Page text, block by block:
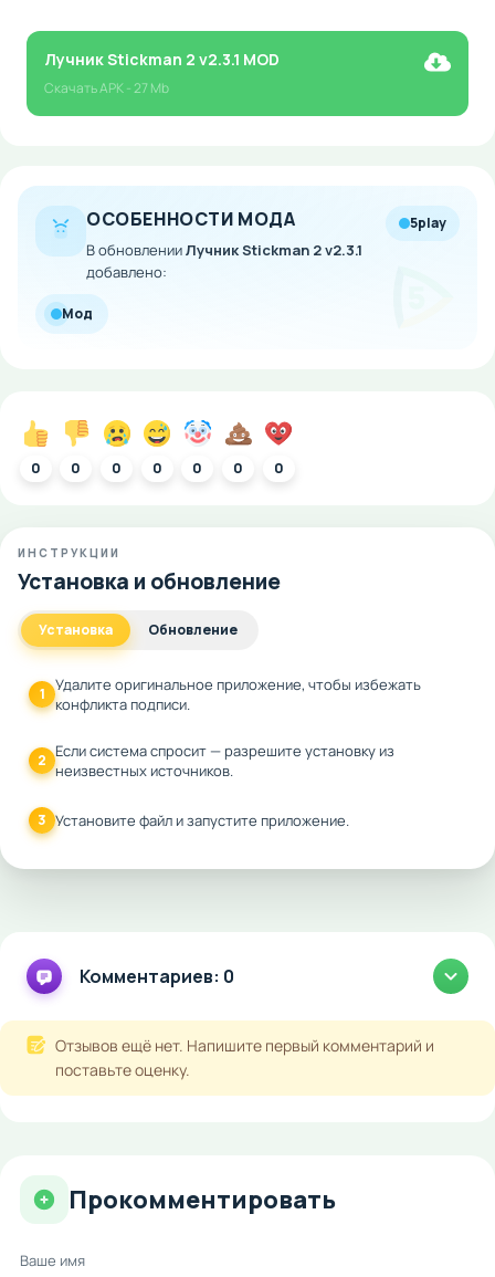
Лучник Stickman 2 v2.3.1 MOD
СкачатьAPK- 27 Mb
ОСОБЕННОСТИ МОДА
В обновленииЛучник Stickman 2 v2.3.1
добавлено:
5play
Мод
0 0 0 0 0 0 0
ИНСТРУКЦИИ
Установка и обновление
Установка Обновление
1 Удалите оригинальное приложение, чтобы избежать
конфликта подписи.
2 Если система спросит — разрешите установку из
неизвестных источников.
3 Установите файл и запустите приложение.
Комментариев: 0
Отзывов ещё нет. Напишите первый комментарий и
поставьте оценку.
Прокомментировать
Ваше имя